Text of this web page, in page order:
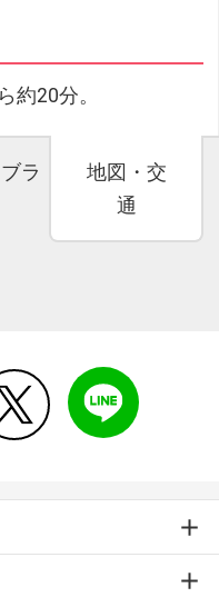
約20分。
ラ
地図・交
通